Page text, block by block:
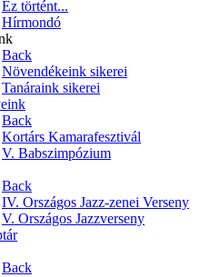
Ez történt...
Hírmondó
Back
Növendékeink sikerei
Tanáraink sikerei
Back
Kortárs Kamarafesztivál
V. Babszimpózium
Back
IV. Országos Jazz-zenei Verseny
V. Országos Jazzverseny
Back